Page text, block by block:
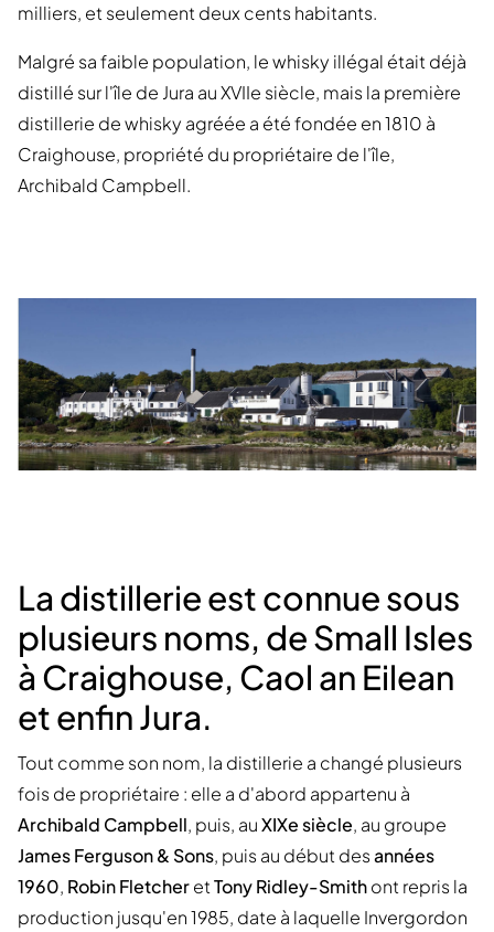
milliers, et seulement deux cents habitants.
Malgré sa faible population, le whisky illégal était déjà
distillé sur l'île de Jura au XVIIe siècle, mais la première
distillerie de whisky agréée a été fondée en 1810 à
Craighouse, propriété du propriétaire de l'île,
Archibald Campbell.
La distillerie est connue sous
plusieurs noms, de Small Isles
à Craighouse, Caol an Eilean
et enfin Jura.
Tout comme son nom, la distillerie a changé plusieurs
fois de propriétaire : elle a d'abord appartenu à
Archibald Campbell, puis, auXIXe siècle, au groupe
James Ferguson & Sons, puis au début desannées
1960, Robin FletcheretTony Ridley-Smithont repris la
production jusqu'en 1985, date à laquelle Invergordon